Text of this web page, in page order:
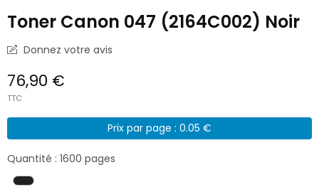
Toner Canon 047 (2164C002) Noir
Donnez votre avis
76,90 €
TTC
Prix par page : 0.05 €
Quantité : 1600 pages